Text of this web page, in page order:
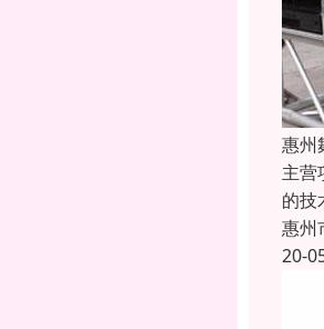
惠州
主营
的技
惠州
20-